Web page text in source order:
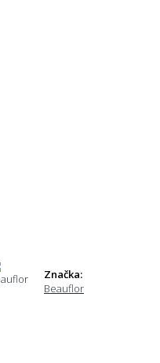
Značka:
Beauflor